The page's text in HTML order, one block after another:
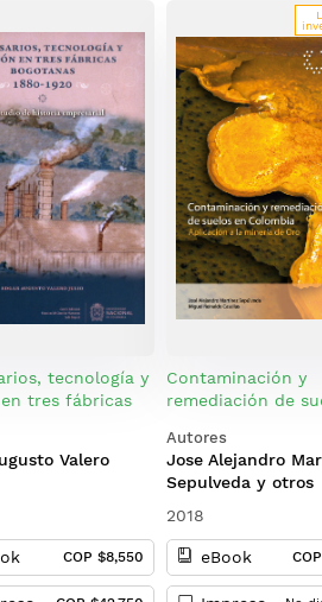
tecnología y
tres fábricas
Valero
COP $8,550
Contaminación y
remediación de
minería de oro
Autores
Jose Alejandro
Sepulveda y otros
2018
eBook